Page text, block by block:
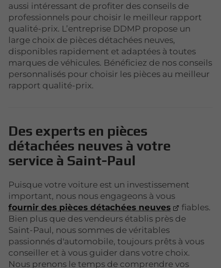
aussi intéressant de profiter des conseils de
professionnels pour choisir le meilleur rapport
qualité-prix. L’entreprise DDMP propose un
large choix de pièces détachées neuves,
disponibles rapidement et adaptées à toutes
marques de véhicules. Bénéficiez de nos conseils
personnalisés pour choisir les pièces au meilleur
rapport qualité-prix.
Des experts en pièces
détachées neuves à votre
service à Saint-Paul
Puisque votre voiture est un investissement
important, nous nous engageons à vous
fournir des pièces détachées neuves
fiables.
Bien plus que des vendeurs établis près de
Saint-Paul, nous sommes de véritables
passionnés d'automobile, toujours prêts à vous
conseiller et à vous guider dans votre choix.
Nous prenons le temps de comprendre vos